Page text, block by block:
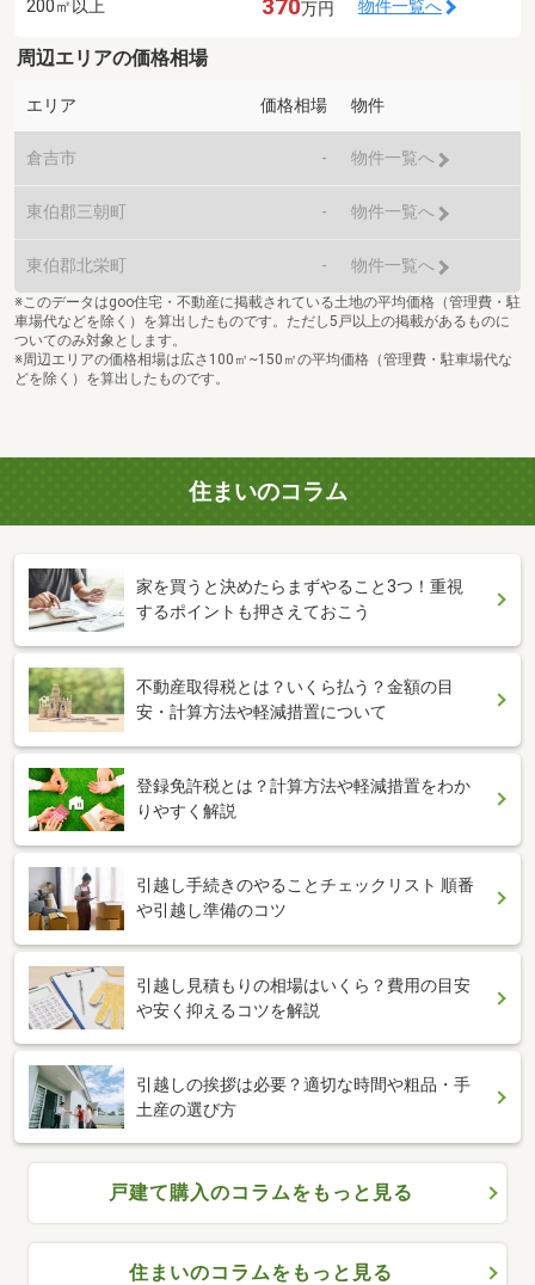
200㎡以上 370万円 物件一覧へ
周辺エリアの価格相場
エリア 価格相場 物件
倉吉市 - 物件一覧へ
東伯郡三朝町 - 物件一覧へ
東伯郡北栄町 - 物件一覧へ
※このデータはgoo住宅・不動産に掲載されている土地の平均価格（管理費・駐
車場代などを除く）を算出したものです。ただし5戸以上の掲載があるものに
ついてのみ対象とします。
※周辺エリアの価格相場は広さ100㎡~150㎡の平均価格（管理費・駐車場代な
どを除く）を算出したものです。
住まいのコラム
家を買うと決めたらまずやること3つ！重視
するポイントも押さえておこう
不動産取得税とは？いくら払う？金額の目
安・計算方法や軽減措置について
登録免許税とは？計算方法や軽減措置をわか
りやすく解説
引越し手続きのやることチェックリスト 順番
や引越し準備のコツ
引越し見積もりの相場はいくら？費用の目安
や安く抑えるコツを解説
引越しの挨拶は必要？適切な時間や粗品・手
土産の選び方
戸建て購入のコラムをもっと見る
住まいのコラムをもっと見る